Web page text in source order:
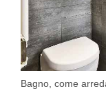
Bagno, come